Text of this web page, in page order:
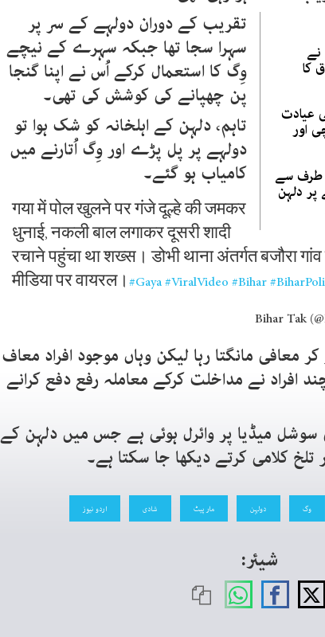
نے
کا
عیادت
اور
طرف سے
پر دلہن
تقریب کے دوران دولہے کے سر پر
سہرا سجا تھا جبکہ سہرے کے نیچے
وِگ کا استعمال کرکے اُس نے اپنا گنجا
پن چھپانے کی کوشش کی تھی۔
تاہم، دلہن کے اہلخانہ کو شک ہوا تو
دولہے پر پل پڑے اور وِگ اُتارنے میں
کامیاب ہو گئے۔
गया में पोल खुलने पर गंजे दूल्हे की जमकर
धुनाई, नकली बाल लगाकर दूसरी शादी
रचाने पहुंचा था शख्स। डोभी थाना अंतर्गत बजौरा
मीडिया पर वायरल। #Gaya#ViralVideo #Bihar
کر معافی مانگتا رہا لیکن وہاں موجود افراد معاف
افراد نے مداخلت کرکے معاملہ رفع دفع کرانے
میڈیا پر وائرل ہوئی ہے جس میں دلہن کے
تلخ کلامی کرتے دیکھا جا سکتا ہے۔
وگ دولہن مار پیٹ شادی اردو نیوز
شیئر: